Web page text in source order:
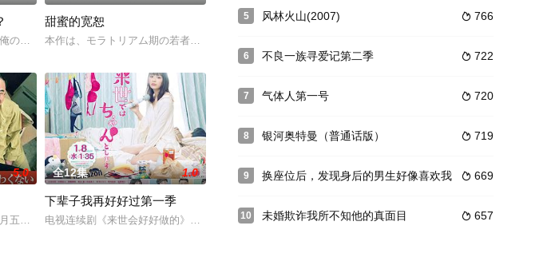
己外表的男人感到厌烦的她突然被工作单位的社长求
讲述一群高中生因一句“也许能做宇宙食吧？”而踏上追梦之路的青春故事。新任教师朝
の美女化が止まらない!?」改编为电视剧，由#乐驱# 主演，阪本奖悟、木田佳介、 とまん、丸山智己、鞘师里保等人
甜蜜的宽恕
本作は、モラトリアム期の若者たちが悩み傷つき、もがきながら成長するさまを捉えたラブストーリー。主
多双主演。佐藤大树饰演经营“时光照相馆”、拥有潜入照片能力的Toki（对应原版程
5.0
五郎(田村正和)、因老婆远赴伦敦帮照顾女儿，三个月的独居生活，触发了他想外遇偷吃的劣根性。戶根(桥爪功)是五
全12集 1.0
下辈子我再好好过第一季
电视连续剧《来世会好好做的》（即《来世ではちゃんとします》）将于【2020年1月8日】在东京电视台，
5  766
风林火山(2007)
6  722
不良一族寻爱记第二季
7  720
气体人第一号
8  719
银河奥特曼（普通话版）
9  669
换座位后，发现身后的男生好像喜欢我
10  657
未婚欺诈我所不知他的真面目